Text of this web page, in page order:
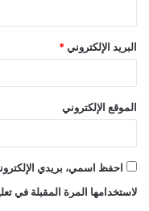
البريد الإلكتروني *
الموقع الإلكتروني
احفظ اسمي، بريدي
لاستخدامها المرة المقبلة في